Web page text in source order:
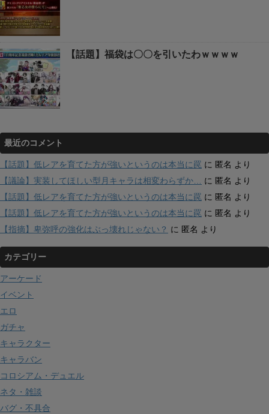
【話題】福袋は〇〇を引いたわｗｗｗｗ
最近のコメント
【話題】低レアを育てた方が強いというのは本当に罠 に 匿名 より
【議論】実装してほしい型月キャラは相変わらずか…
に 匿名 より
【話題】低レアを育てた方が強いというのは本当に罠 に 匿名 より
【話題】低レアを育てた方が強いというのは本当に罠 に 匿名 より
【指摘】卑弥呼の強化はぶっ壊れじゃない？ に 匿名 より
カテゴリー
アーケード
イベント
エロ
ガチャ
キャラクター
キャラバン
コロシアム・デュエル
ネタ・雑談
バグ・不具合